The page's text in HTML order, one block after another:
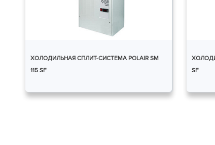
ХОЛОДИЛЬНАЯ СПЛИТ-СИСТЕМА POLAIR SM
115 SF
SF